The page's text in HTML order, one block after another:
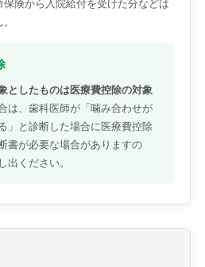
険から入院給付を受けた分などは
としたものは医療費控除の対象
は、歯科医師が「噛み合わせが
」と診断した場合に医療費控除
書が必要な場合がありますの
出ください。